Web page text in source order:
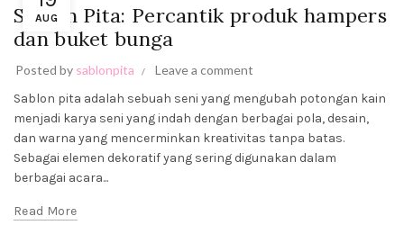
AUG
Sablon Pita: Percantik produk hampers
dan buket bunga
Posted by sablonpita
Leave a comment
Sablon pita adalah sebuah seni yang mengubah potongan kain
menjadi karya seni yang indah dengan berbagai pola, desain,
dan warna yang mencerminkan kreativitas tanpa batas.
Sebagai elemen dekoratif yang sering digunakan dalam
berbagai acara...
Read More